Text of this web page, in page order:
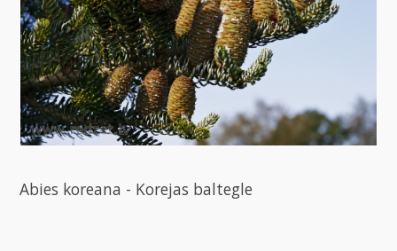
Abies koreana - Korejas baltegle